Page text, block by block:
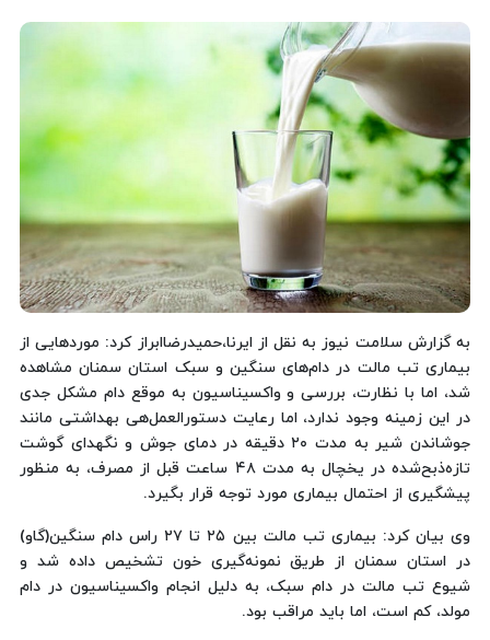
به گزارش سلامت نیوز به نقل از ایرنا،حمیدرضاابراز کرد: موردهایی از
بیماری تب مالت در دام‌های سنگین و سبک استان سمنان مشاهده
شد، اما با نظارت، بررسی و واکسیناسیون به موقع دام مشکل جدی
در این زمینه وجود ندارد، اما رعایت دستورالعمل‌هی بهداشتی مانند
جوشاندن شیر به مدت ۲۰ دقیقه در دمای جوش و نگهدای گوشت
تازه‌ذبح‌شده در یخچال به مدت ۴۸ ساعت قبل از مصرف، به منظور
پیشگیری از احتمال بیماری مورد توجه قرار بگیرد.
وی بیان کرد: بیماری تب مالت بین ۲۵ تا ۲۷ راس دام سنگین(گاو)
در استان سمنان از طریق نمونه‌گیری خون تشخیص داده شد و
شیوع تب مالت در دام سبک، به دلیل انجام واکسیناسیون در دام
مولد، کم است، اما باید مراقب بود.